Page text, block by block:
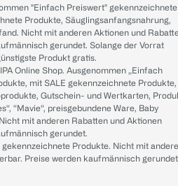
"Einfach Preiswert" gekennzeichnete
Produkte, Säuglingsanfangsnahrung,
Nicht mit anderen Aktionen und
gerundet. Solange der Vorrat
Produkt gratis.
Online Shop. Ausgenommen „Einfach
mit SALE gekennzeichnete Produkte,
Gutschein- und Wertkarten,
“Mavie“, preisgebundene Ware, Baby
mit anderen Rabatten und Aktionen
gerundet.
gekennzeichnete Produkte. Nicht mit
Preise werden kaufmännisch